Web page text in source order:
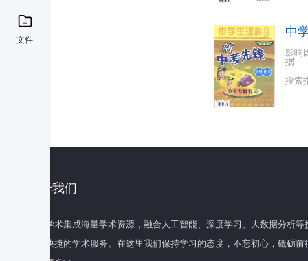
文件
中
影响
据
搜索
关于我们
百度学术集成海量学术资源，融合人工智能、深度学习、大数据分析
全面快捷的学术服务。在这里我们保持学习的态度，不忘初心，砥砺前